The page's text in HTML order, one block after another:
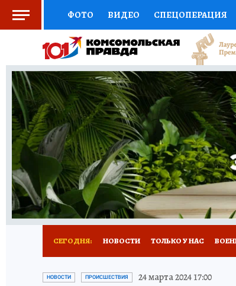
ФОТО ВИДЕО СПЕЦОПЕРАЦИЯ
СОЦПОДДЕРЖКА НАУКА СПОРТ
ВЫБОР ЭКСПЕРТОВ ДОКТОР
КНИЖНАЯ ПОЛКА ПРОГНОЗЫ НА
ПРЕСС-ЦЕНТР НЕДВИЖИМОСТЬ
РАДИО КП РЕКЛАМА ТЕСТЫ
СЕГОДНЯ: НОВОСТИ ТОЛЬКО У НАС
ПРОИСШЕСТВИЯ АФИША
НОВОСТИ ПРОИСШЕСТВИЯ 24 марта 2024 17:00